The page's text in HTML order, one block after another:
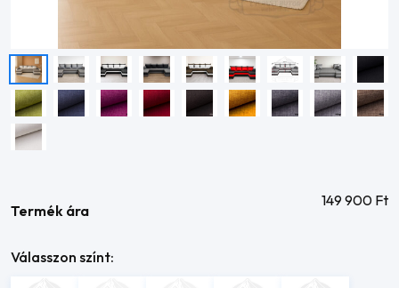
Termék ára
149 900 Ft
Válasszon színt: